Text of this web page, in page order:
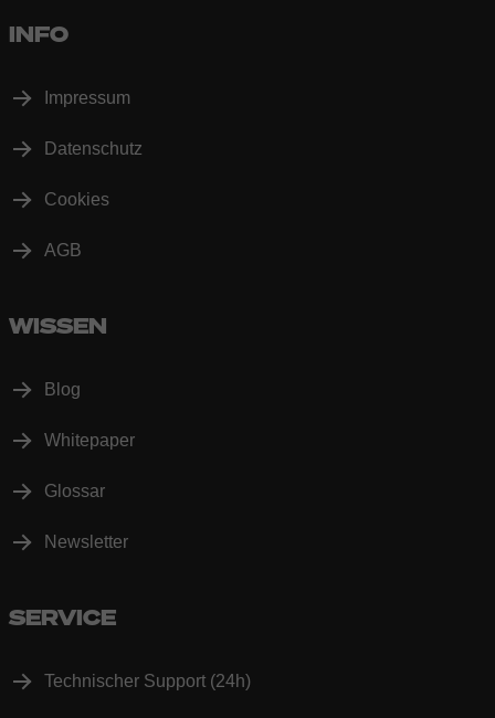
INFO
Impressum
Datenschutz
Cookies
AGB
WISSEN
Blog
Whitepaper
Glossar
Newsletter
SERVICE
Technischer Support (24h)